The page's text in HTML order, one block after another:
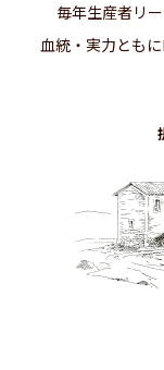
毎年生産者リ
血統・実力とも